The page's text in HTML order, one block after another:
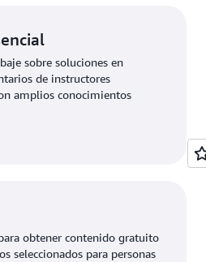
sobre soluciones en
de instructores
amplios conocimientos
obtener contenido gratuito
seleccionados para personas